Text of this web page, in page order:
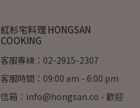
紅杉宅料理 HONGSAN
COOKING
客服專線：02-2915-2307
客服時間：09:00 am - 6:00 pm
信箱：info@hongsan.co - 歡迎